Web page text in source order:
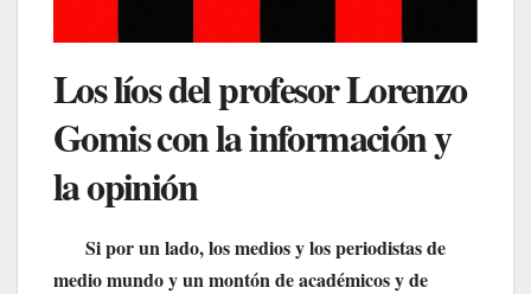
Los líos del profesor Lorenzo
Gomis con la información y
la opinión
Si por un lado, los medios y los periodistas de
medio mundo y un montón de académicos y de